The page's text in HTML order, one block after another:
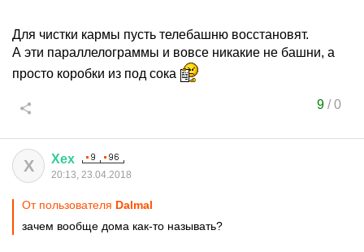
Для чистки кармы пусть телебашню восстановят.
А эти параллелограммы и вовсе никакие не башни, а
просто коробки из под сока
9/0
Х Хех
20:13, 23.04.2018
От пользователя Dalmal
зачем вообще дома как-то называть?